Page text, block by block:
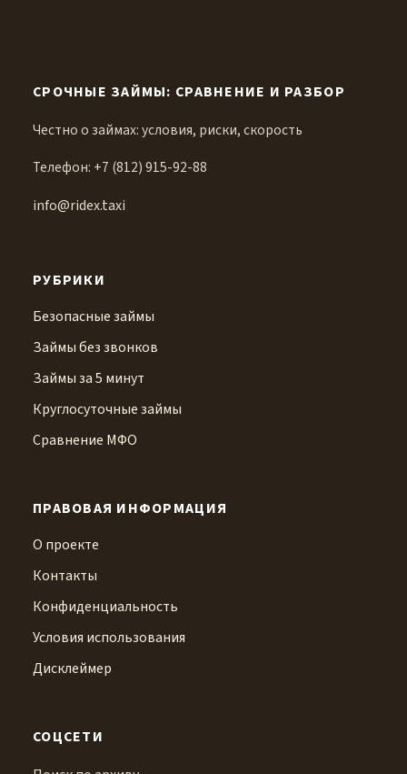
СРОЧНЫЕ ЗАЙМЫ: СРАВНЕНИЕ И РАЗБОР
Честно о займах: условия, риски, скорость
Телефон: +7 (812) 915-92-88
info@ridex.taxi
РУБРИКИ
Безопасные займы
Займы без звонков
Займы за 5 минут
Круглосуточные займы
Сравнение МФО
ПРАВОВАЯ ИНФОРМАЦИЯ
О проекте
Контакты
Конфиденциальность
Условия использования
Дисклеймер
СОЦСЕТИ